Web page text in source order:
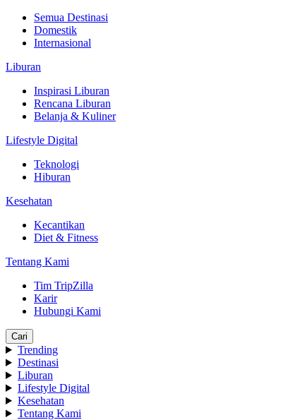
Semua Destinasi
Domestik
Internasional
Liburan
Inspirasi Liburan
Rencana Liburan
Belanja & Kuliner
Lifestyle Digital
Teknologi
Hiburan
Kesehatan
Kecantikan
Diet & Fitness
Tentang Kami
Tim TripZilla
Karir
Hubungi Kami
Cari
Trending
Destinasi
Liburan
Lifestyle Digital
Kesehatan
Tentang Kami